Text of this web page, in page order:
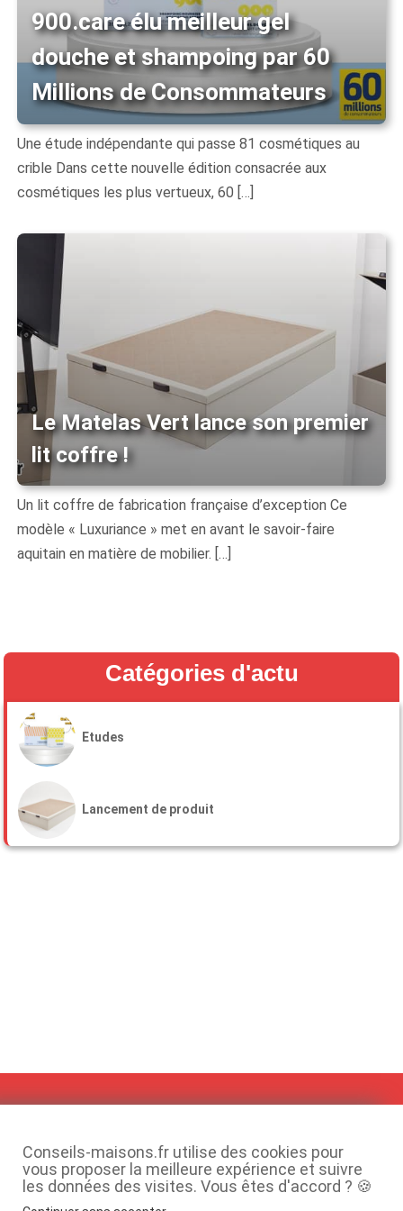
900.care élu meilleur gel
douche et shampoing par 60
Millions de Consommateurs
Une étude indépendante qui passe 81 cosmétiques au
crible Dans cette nouvelle édition consacrée aux
cosmétiques les plus vertueux, 60 […]
Le Matelas Vert lance son premier
lit coffre !
Un lit coffre de fabrication française d’exception Ce
modèle « Luxuriance » met en avant le savoir-faire
aquitain en matière de mobilier. […]
Catégories d'actu
Etudes
Lancement de produit
inscrivez-vous à notre newsletter !
Conseils-maisons.fr utilise des cookies pour
vous proposer la meilleure expérience et suivre
les données des visites. Vous êtes d'accord ? 🍪